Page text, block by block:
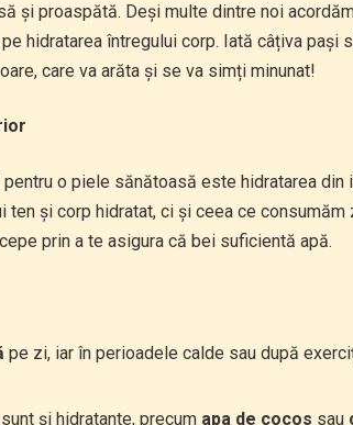
și proaspătă. Deși multe dintre noi
hidratarea întregului corp. Iată câțiva pași
care va arăta și se va simți minunat!
o piele sănătoasă este hidratarea din
ten și corp hidratat, ci și ceea ce
prin a te asigura că bei suficientă apă.
pe zi, iar în perioadele calde sau după
și hidratante, precum apa de cocos sau